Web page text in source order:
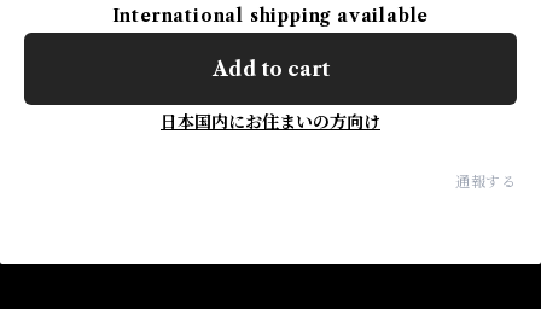
International shipping available
Add to cart
日本国内にお住まいの方向け
通報する